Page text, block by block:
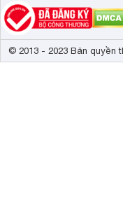
© 2013 - 2023 Bản quyền